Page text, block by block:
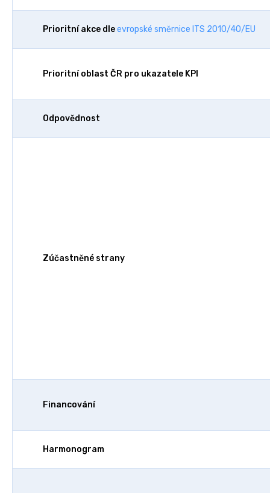
Prioritní akce dleevropské směrnice ITS 2010/40/EU
Prioritní oblast ČR pro ukazatele KPI
Odpovědnost
Zúčastněné strany
Financování
Harmonogram